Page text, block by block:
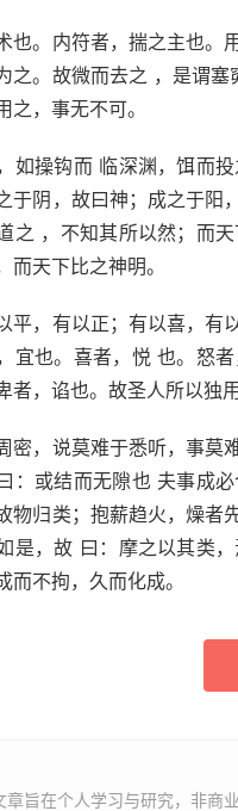
也。内符者，揣之主也。
之。故微而去之 ，是谓
之，事无不可。
如操钩而 临深渊，饵而
于阴，故曰神；成之于阳
之 ，不知其所以然；而
而天下比之神明。
平，有以正；有以喜，有
宜也。喜者，悦 也。怒
者，谄也。故圣人所以独
密，说莫难于悉听，事莫
：或结而无隙也 夫事成
物归类；抱薪趋火，燥者
是，故 曰：摩之以其类
而不拘，久而化成。
章旨在个人学习与研究，非商业